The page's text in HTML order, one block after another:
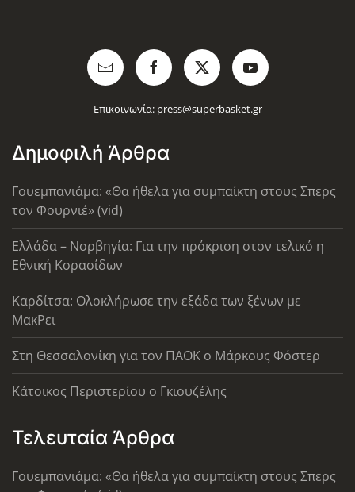
Επικοινωνία: press@superbasket.gr
Δημοφιλή Άρθρα
Γουεμπανιάμα: «Θα ήθελα για συμπαίκτη στους Σπερς
τον Φουρνιέ» (vid)
Ελλάδα – Νορβηγία: Για την πρόκριση στον τελικό η
Εθνική Κορασίδων
Καρδίτσα: Ολοκλήρωσε την εξάδα των ξένων με
ΜακΡει
Στη Θεσσαλονίκη για τον ΠΑΟΚ ο Μάρκους Φόστερ
Κάτοικος Περιστερίου ο Γκιουζέλης
Τελευταία Άρθρα
Γουεμπανιάμα: «Θα ήθελα για συμπαίκτη στους Σπερς